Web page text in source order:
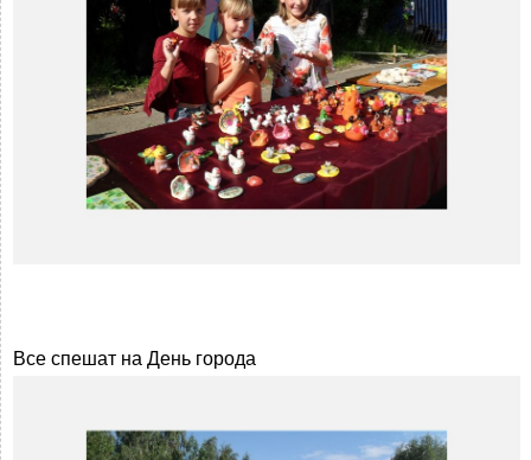
Все спешат на День города